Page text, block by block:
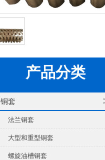
产品分类
铜套
法兰铜套
大型和重型铜套
螺旋油槽铜套